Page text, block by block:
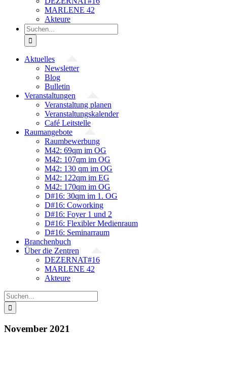
MARLENE 42
Akteure
Suche
nach:
Aktuelles
Newsletter
Blog
Bulletin
Veranstaltungen
Veranstaltung planen
Veranstaltungskalender
Café Leitstelle
Raumangebote
Raumbewerbung
M42: 69qm im OG
M42: 107qm im OG
M42: 130 qm im OG
M42: 122qm im EG
M42: 170qm im OG
D#16: 30qm im 1. OG
D#16: Coworking
D#16: Foyer 1 und 2
D#16: Flexibler Medienraum
D#16: Seminarraum
Branchenbuch
Über die Zentren
DEZERNAT#16
MARLENE 42
Akteure
Suche
nach:
November 2021